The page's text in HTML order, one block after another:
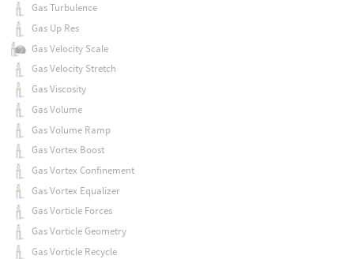
Gas Turbulence
Gas Up Res
Gas Velocity Scale
Gas Velocity Stretch
Gas Viscosity
Gas Volume
Gas Volume Ramp
Gas Vortex Boost
Gas Vortex Confinement
Gas Vortex Equalizer
Gas Vorticle Forces
Gas Vorticle Geometry
Gas Vorticle Recycle